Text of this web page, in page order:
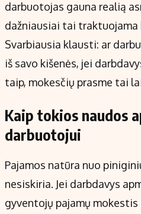
darbuotojas gauna realią
dažniausiai tai traktuojama
Svarbiausia klausti: ar
iš savo kišenės, jei
taip, mokesčių prasme tai
Kaip tokios naudos
darbuotojui
Pajamos natūra nuo
nesiskiria. Jei darbdavys
gyventojų pajamų